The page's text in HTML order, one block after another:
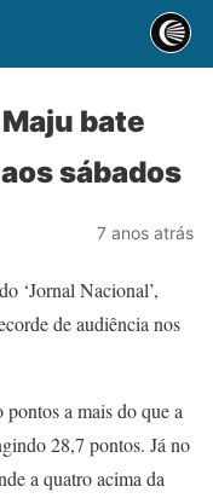
Maju bate
sábados
7 anos atrás
‘Jornal Nacional’,
de audiência nos
a mais do que a
28,7 pontos. Já no
a quatro acima da